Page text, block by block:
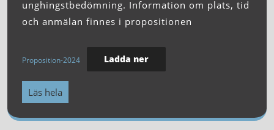
unghingstbedömning. Information om plats, tid
och anmälan finnes i propositionen
Proposition-2024 Ladda ner
Läs hela